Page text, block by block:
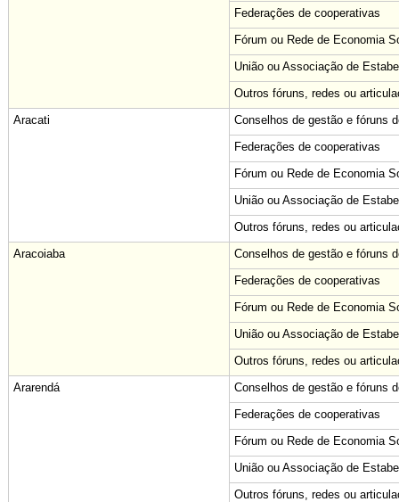
Federações de cooperativas
Fórum ou Rede de Economia
União ou Associação de
Outros fóruns, redes ou
Aracati
Conselhos de gestão e fóruns
Federações de cooperativas
Fórum ou Rede de Economia
União ou Associação de
Outros fóruns, redes ou
Aracoiaba
Conselhos de gestão e fóruns
Federações de cooperativas
Fórum ou Rede de Economia
União ou Associação de
Outros fóruns, redes ou
Ararendá
Conselhos de gestão e fóruns
Federações de cooperativas
Fórum ou Rede de Economia
União ou Associação de
Outros fóruns, redes ou